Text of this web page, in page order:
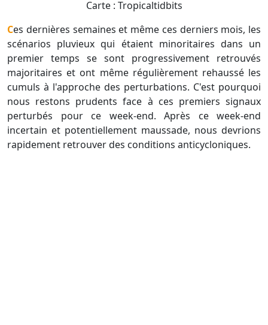
Carte : Tropicaltidbits
Ces dernières semaines et même ces derniers mois, les
scénarios pluvieux qui étaient minoritaires dans un
premier temps se sont progressivement retrouvés
majoritaires et ont même régulièrement rehaussé les
cumuls à l'approche des perturbations. C'est pourquoi
nous restons prudents face à ces premiers signaux
perturbés pour ce week-end. Après ce week-end
incertain et potentiellement maussade, nous devrions
rapidement retrouver des conditions anticycloniques.